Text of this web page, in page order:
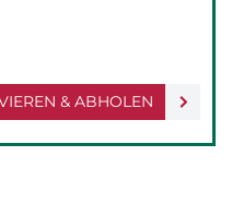
& ABHOLEN